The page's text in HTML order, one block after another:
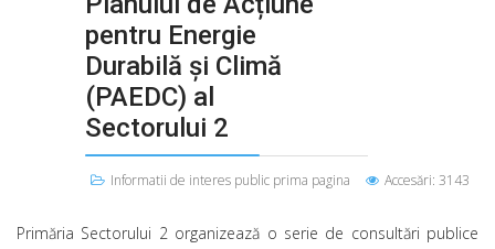
pentru Energie
Durabilă și Climă
(PAEDC) al
Sectorului 2
Informatii de interes public prima pagina Accesări: 3143
Primăria Sectorului 2 organizează o serie de consultări publice